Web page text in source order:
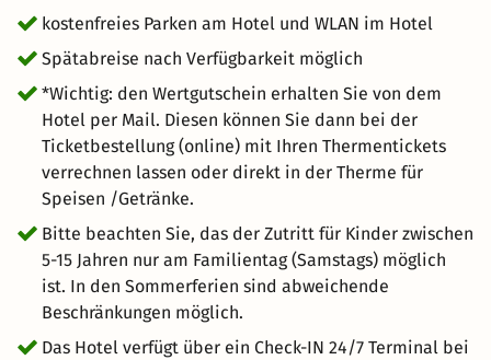
kostenfreies Parken am Hotel und WLAN im Hotel
Spätabreise nach Verfügbarkeit möglich
*Wichtig: den Wertgutschein erhalten Sie von dem
Hotel per Mail. Diesen können Sie dann bei der
Ticketbestellung (online) mit Ihren Thermentickets
verrechnen lassen oder direkt in der Therme für
Speisen /Getränke.
Bitte beachten Sie, das der Zutritt für Kinder zwischen
5-15 Jahren nur am Familientag (Samstags) möglich
ist. In den Sommerferien sind abweichende
Beschränkungen möglich.
Das Hotel verfügt über ein Check-IN 24/7 Terminal bei